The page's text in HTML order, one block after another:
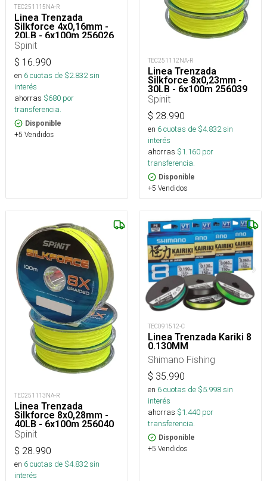
TEC251115NA-R
Linea Trenzada
Silkforce 4x0,16mm -
20LB - 6x100m 256026
Spinit
$ 16.990
en 6cuotas de $2.832sin
interés
ahorras $680 por
transferencia.
Disponible
+5 Vendidos
TEC251112NA-R
Linea Trenzada
Silkforce 8x0,23mm -
30LB - 6x100m 256039
Spinit
$ 28.990
en 6cuotas de $4.832sin
interés
ahorras $1.160 por
transferencia.
Disponible
+5 Vendidos
TEC251113NA-R
Linea Trenzada
Silkforce 8x0,28mm -
40LB - 6x100m 256040
Spinit
$ 28.990
en 6cuotas de $4.832sin
interés
TEC091512-C
Linea Trenzada Kariki 8
0.130MM
Shimano Fishing
$ 35.990
en 6cuotas de $5.998sin
interés
ahorras $1.440 por
transferencia.
Disponible
+5 Vendidos